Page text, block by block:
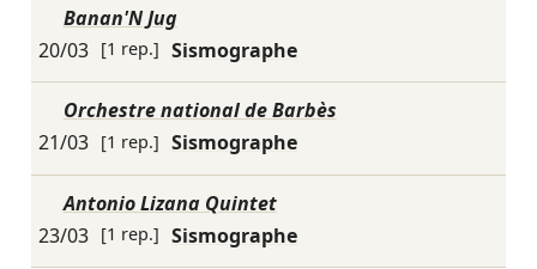
Banan'N Jug
20/03 [1 rep.] Sismographe
Orchestre national de Barbès
21/03 [1 rep.] Sismographe
Antonio Lizana Quintet
23/03 [1 rep.] Sismographe